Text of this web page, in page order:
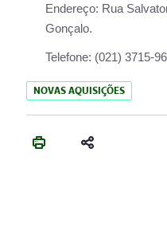
Endereço: Rua
Gonçalo.
Telefone: (021) 3715-
NOVAS AQUISIÇÕES